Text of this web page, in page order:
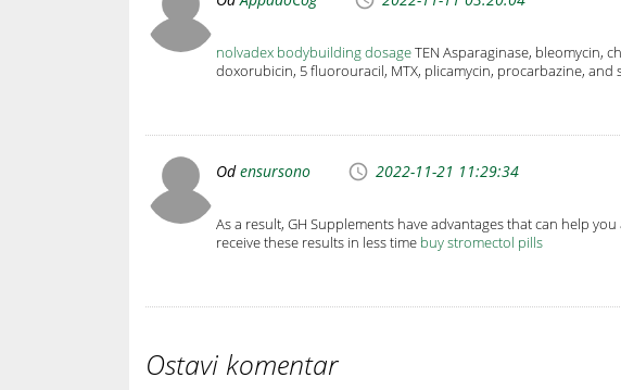
nolvadex bodybuilding dosageTEN Asparaginase, bleomycin,
doxorubicin, 5 fluorouracil, MTX, plicamycin, procarbazine, and
Odensursono 2022-11-21 11:29:34
As a result, GH Supplements have advantages that can help
receive these results in less time buy stromectol pills
Ostavi komentar